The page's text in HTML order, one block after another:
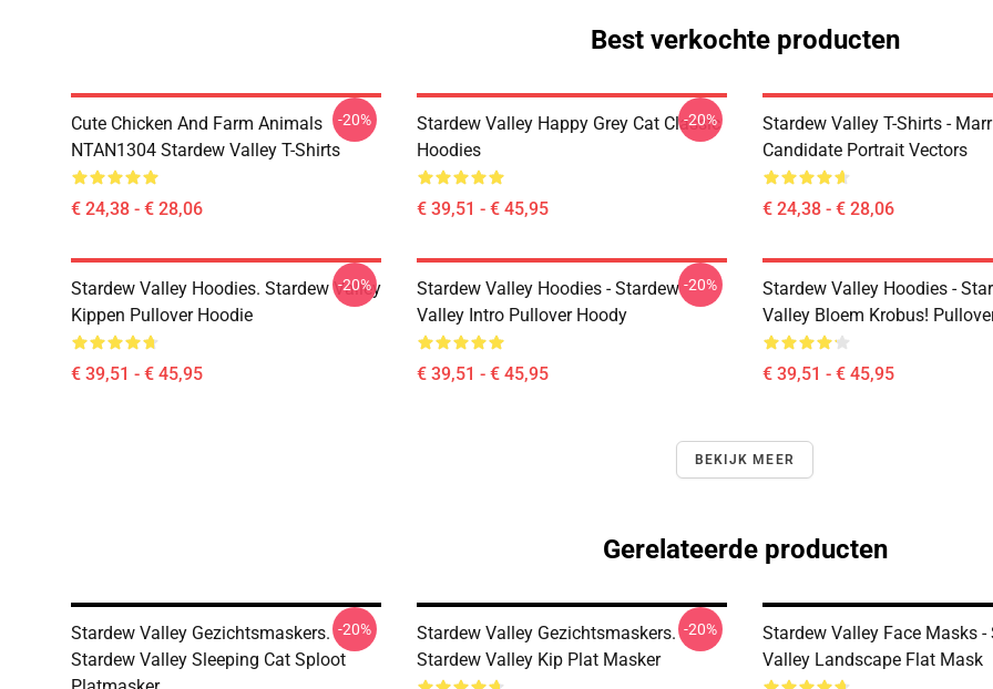
Best verkochte producten
Cute Chicken And Farm Animals
NTAN1304 Stardew Valley T-Shirts
€ 24,38 - € 28,06
-20%
Stardew Valley Happy Grey Cat Classic
Hoodies
€ 39,51 - € 45,95
-20%
Stardew Valley T-Shirts -
Candidate Portrait Vectors
€ 24,38 - € 28,06
Stardew Valley Hoodies. Stardew Valley
Kippen Pullover Hoodie
€ 39,51 - € 45,95
-20%
Stardew Valley Hoodies - Stardew
Valley Intro Pullover Hoody
€ 39,51 - € 45,95
-20%
Stardew Valley Hoodies -
Valley Bloem Krobus!
€ 39,51 - € 45,95
BEKIJK MEER
Gerelateerde producten
Stardew Valley Gezichtsmaskers.
Stardew Valley Sleeping Cat Sploot
-20%
Stardew Valley Gezichtsmaskers.
Stardew Valley Kip Plat Masker
-20%
Stardew Valley Face Masks -
Valley Landscape Flat Mask